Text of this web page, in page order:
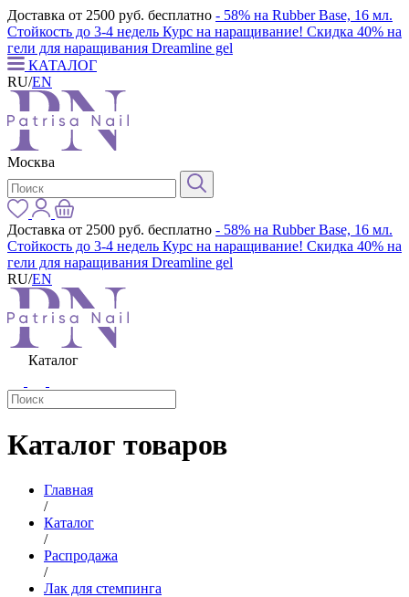
Доставка от 2500 руб. бесплатно - 58% на Rubber Base, 16 мл.
Стойкость до 3-4 недель Курс на наращивание! Скидка 40% на
гели для наращивания Dreamline gel
КАТАЛОГ
RU/EN
Москва
Доставка от 2500 руб. бесплатно - 58% на Rubber Base, 16 мл.
Стойкость до 3-4 недель Курс на наращивание! Скидка 40% на
гели для наращивания Dreamline gel
RU/EN
Каталог
Каталог товаров
Главная
/
Каталог
/
Распродажа
/
Лак для стемпинга